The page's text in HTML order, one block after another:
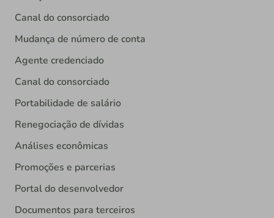
Canal do consorciado
Mudança de número de conta
Agente credenciado
Canal do consorciado
Portabilidade de salário
Renegociação de dívidas
Análises econômicas
Promoções e parcerias
Portal do desenvolvedor
Documentos para terceiros